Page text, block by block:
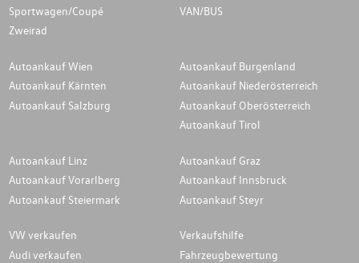
Sportwagen/Coupé
VAN/BUS
Zweirad
Autoankauf Wien
Autoankauf Kärnten
Autoankauf Salzburg
Autoankauf Burgenland
Autoankauf Niederösterreich
Autoankauf Oberösterreich
Autoankauf Tirol
Autoankauf Linz
Autoankauf Vorarlberg
Autoankauf Steiermark
Autoankauf Graz
Autoankauf Innsbruck
Autoankauf Steyr
VW verkaufen
Audi verkaufen
Verkaufshilfe
Fahrzeugbewertung